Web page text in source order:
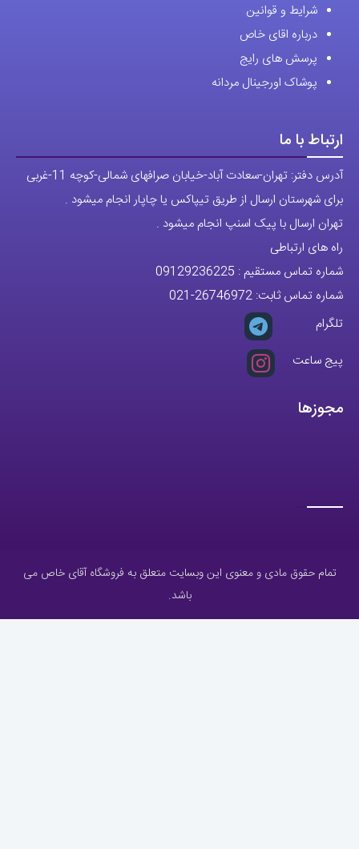
شرایط و قوانین
درباره اقای خاص
پرسش های رایج
پوشاک اورجینال مردانه
ارتباط با ما
آدرس دفتر: تهران-سعادت آباد-خیابان صرافهای شمالی-کوچه 11-غربی
برای شهرستان ارسال از طریق تیپاکس یا چاپار انجام میشود .
تهران ارسال با پیک اسنپ انجام میشود .
راه های ارتباطی
شماره تماس مستقیم : 09129236225
شماره تماس ثابت: 26746972
-021
تلگرام
پیج ساعت
مجوزها
تمام حقوق مادی و معنوی این وبسایت متعلق به فروشگاه آقای خاص می
باشد.